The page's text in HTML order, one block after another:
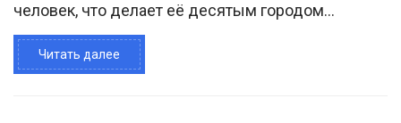
человек, что делает её десятым городом...
Читать далее